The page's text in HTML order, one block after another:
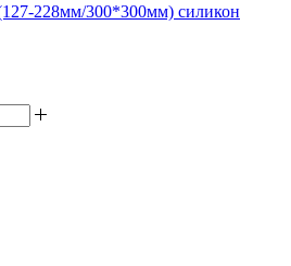
228мм/300*300мм) силикон